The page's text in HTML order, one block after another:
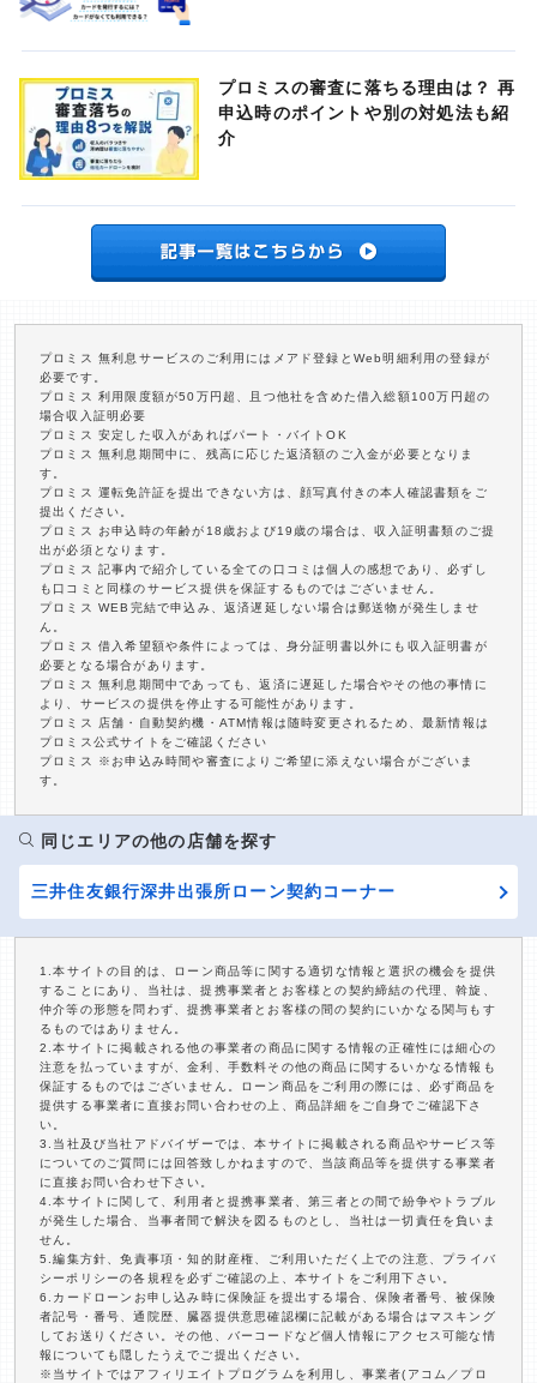
プロミスの審査に落ちる理由は？ 再
申込時のポイントや別の対処法も紹
介
プロミス 無利息サービスのご利用にはメアド登録とWeb明細利用の登録が
必要です。
プロミス 利用限度額が50万円超、且つ他社を含めた借入総額100万円超の
場合収入証明必要
プロミス 安定した収入があればパート・バイトOK
プロミス 無利息期間中に、残高に応じた返済額のご入金が必要となりま
す。
プロミス 運転免許証を提出できない方は、顔写真付きの本人確認書類をご
提出ください。
プロミス お申込時の年齢が18歳および19歳の場合は、収入証明書類のご提
出が必須となります。
プロミス 記事内で紹介している全ての口コミは個人の感想であり、必ずし
も口コミと同様のサービス提供を保証するものではございません。
プロミス WEB完結で申込み、返済遅延しない場合は郵送物が発生しませ
ん。
プロミス 借入希望額や条件によっては、身分証明書以外にも収入証明書が
必要となる場合があります。
プロミス 無利息期間中であっても、返済に遅延した場合やその他の事情に
より、サービスの提供を停止する可能性があります。
プロミス 店舗・自動契約機・ATM情報は随時変更されるため、最新情報は
プロミス公式サイトをご確認ください
プロミス ※お申込み時間や審査によりご希望に添えない場合がございま
す。
同じエリアの他の店舗を探す
三井住友銀行深井出張所ローン契約コーナー
1.本サイトの目的は、ローン商品等に関する適切な情報と選択の機会を提供
することにあり、当社は、提携事業者とお客様との契約締結の代理、斡旋、
仲介等の形態を問わず、提携事業者とお客様の間の契約にいかなる関与もす
るものではありません。
2.本サイトに掲載される他の事業者の商品に関する情報の正確性には細心の
注意を払っていますが、金利、手数料その他の商品に関するいかなる情報も
保証するものではございません。ローン商品をご利用の際には、必ず商品を
提供する事業者に直接お問い合わせの上、商品詳細をご自身でご確認下さ
い。
3.当社及び当社アドバイザーでは、本サイトに掲載される商品やサービス等
についてのご質問には回答致しかねますので、当該商品等を提供する事業者
に直接お問い合わせ下さい。
4.本サイトに関して、利用者と提携事業者、第三者との間で紛争やトラブル
が発生した場合、当事者間で解決を図るものとし、当社は一切責任を負いま
せん。
5.編集方針、免責事項・知的財産権、ご利用いただく上での注意、プライバ
シーポリシーの各規程を必ずご確認の上、本サイトをご利用下さい。
6.カードローンお申し込み時に保険証を提出する場合、保険者番号、被保険
者記号・番号、通院歴、臓器提供意思確認欄に記載がある場合はマスキング
してお送りください。その他、バーコードなど個人情報にアクセス可能な情
報についても隠したうえでご提出ください。
※当サイトではアフィリエイトプログラムを利用し、事業者(アコム／プロ